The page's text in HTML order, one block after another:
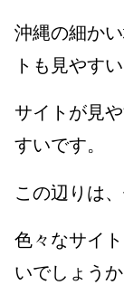
沖縄の細か
トも見やすい
サイトが見
すいです。
この辺りは
色々なサイ
いでしょうか